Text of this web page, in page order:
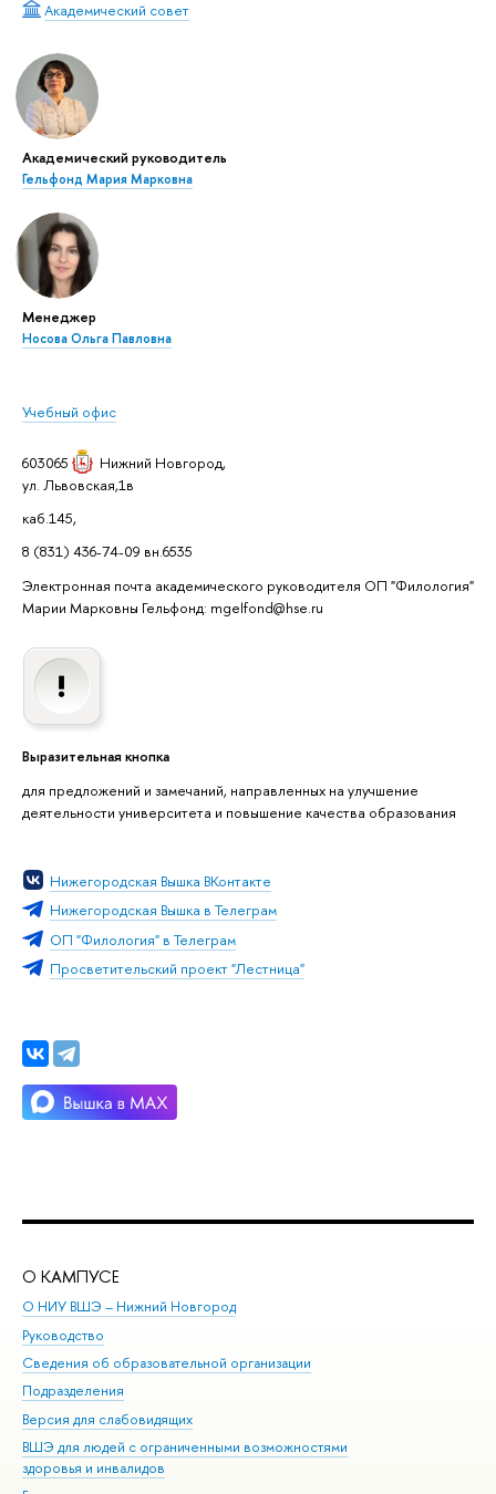
Академический совет
Академический руководитель
Гельфонд Мария Марковна
Менеджер
Носова Ольга Павловна
Учебный офис
603065 Нижний Новгород,
ул. Львовская,1в
каб.145,
8 (831) 436-74-09 вн.6535
Электронная почта академического руководителя ОП "Филология"
Марии Марковны Гельфонд: mgelfond@hse.ru
Выразительная кнопка
для предложений и замечаний, направленных на улучшение
деятельности университета и повышение качества образования
Нижегородская Вышка ВКонтакте
Нижегородская Вышка в Телеграм
ОП "Филология" в Телеграм
Просветительский проект "Лестница"
О КАМПУСЕ
О НИУ ВШЭ – Нижний Новгород
Руководство
Сведения об образовательной организации
Подразделения
Версия для слабовидящих
ВШЭ для людей с ограниченными возможностями
здоровья и инвалидов